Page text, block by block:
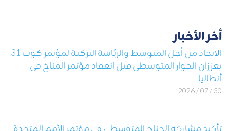
أخر الأخبار
الاتحاد من أجل المتوسط والرئاسة التركية لمؤتمر كوب 31
يعززان الحوار المتوسطي قبل انعقاد مؤتمر المناخ في
أنطاليا
30 / 07 / 2026
تأكيد مشاركة الجناح المتوسطي في مؤتمر الأمم المتحدة